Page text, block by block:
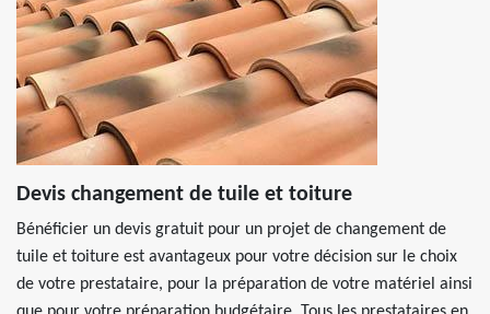
Devis changement de tuile et toiture
Bénéficier un devis gratuit pour un projet de changement de
tuile et toiture est avantageux pour votre décision sur le choix
de votre prestataire, pour la préparation de votre matériel ainsi